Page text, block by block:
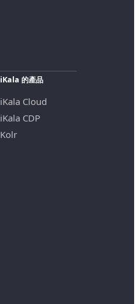
iKala 的產品
iKala Cloud
iKala CDP
Kolr